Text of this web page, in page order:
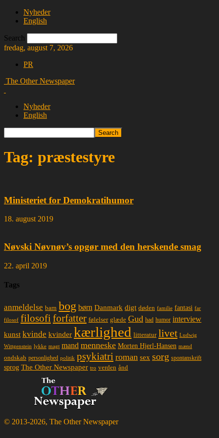
Nyheder
English
Search
fredag, august 7, 2026
PR
The Other Newspaper
Nyheder
English
Tag: præstestyre
Ministeriet for Demokratihumor
18. august 2019
Nøvski Nøvnøv’s opgør med den herskende smag
22. april 2019
Tags
anmeldelse barn bog børn Danmark digt døden familie fantasi far
filosof filosofi forfatter følelser glæde Gud had humor interview
kunst kvinde kvinder kærlighed litteratur livet Ludwig
Wittgenstein lykke magt mand menneske Morten Hjerl-Hansen mænd
ondskab personlighed politik psykiatri roman sex sorg spontanskrift
sprog The Other Newspaper tro verden ånd
© 2013-2026, The Other Newspaper